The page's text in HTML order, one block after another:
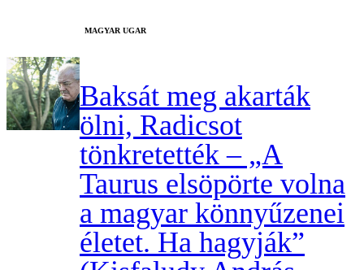
MAGYAR UGAR
Baksát meg akarták
ölni, Radicsot
tönkretették – „A
Taurus elsöpörte volna
a magyar könnyűzenei
életet. Ha hagyják”